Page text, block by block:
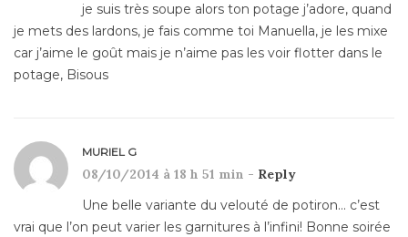
je suis très soupe alors ton potage j’adore, quand
je mets des lardons, je fais comme toi Manuella, je les mixe
car j’aime le goût mais je n’aime pas les voir flotter dans le
potage, Bisous
MURIEL G
08/10/2014 à 18 h 51 min - Reply
Une belle variante du velouté de potiron… c’est
vrai que l’on peut varier les garnitures à l’infini! Bonne soirée